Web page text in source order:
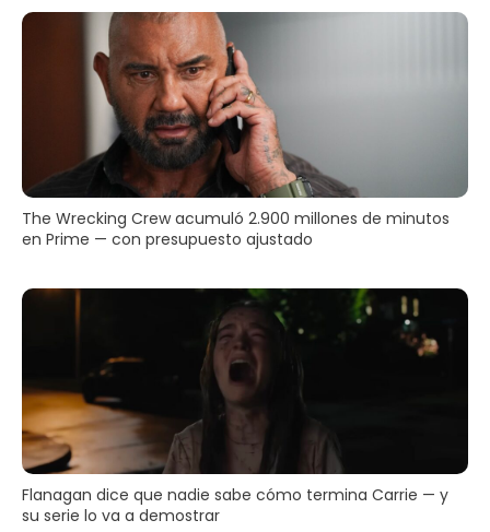
The Wrecking Crew acumuló 2.900 millones de minutos
en Prime — con presupuesto ajustado
Flanagan dice que nadie sabe cómo termina Carrie — y
su serie lo va a demostrar